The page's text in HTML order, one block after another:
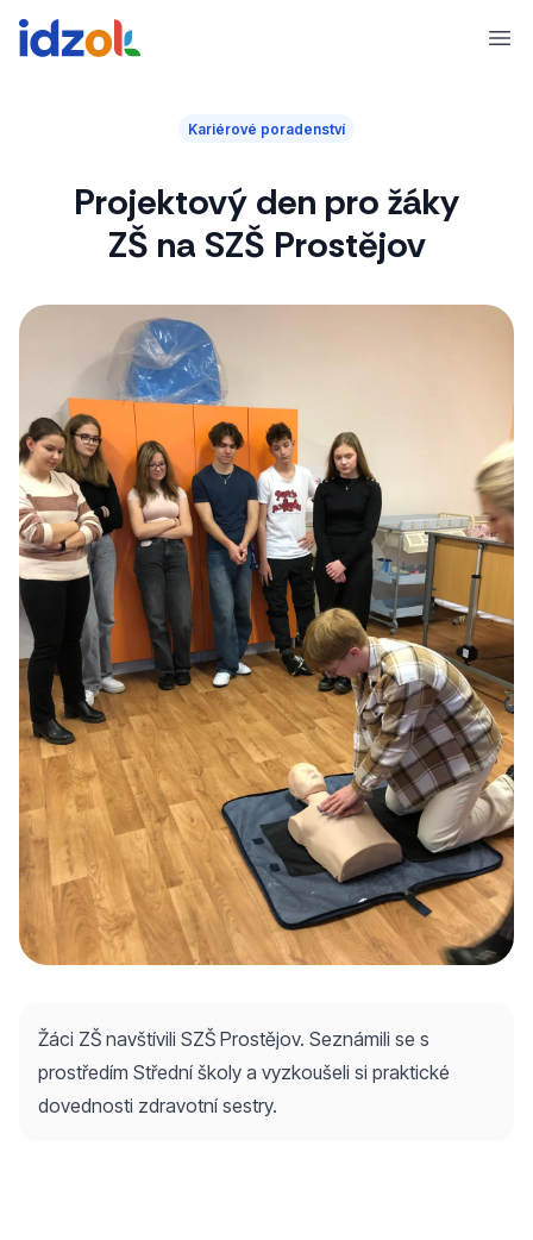
Kariérové poradenství
Projektový den pro žáky
ZŠ na SZŠ Prostějov
Žáci ZŠ navštívili SZŠ Prostějov. Seznámili se s
prostředím Střední školy a vyzkoušeli si praktické
dovednosti zdravotní sestry.